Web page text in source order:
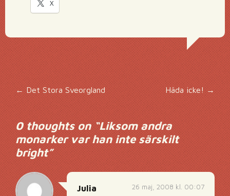
X
Inläggsnavigering
←Det Stora Sveorgland Häda icke! →
0 thoughts on “Liksom andra
monarker var han inte särskilt
bright”
26 maj, 2008 kl. 00:07
Julia